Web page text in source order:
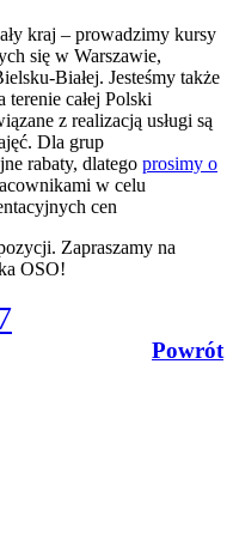
kraj – prowadzimy kursy
się w Warszawie,
Białej. Jesteśmy także
całej Polski
z realizacją usługi są
Dla grup
rabaty, dlatego prosimy o
w celu
cen
Zapraszamy na
OSO!
Powrót